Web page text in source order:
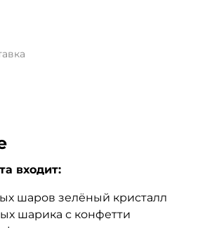
входит:
шаров зелёный кристалл
шарика с конфетти